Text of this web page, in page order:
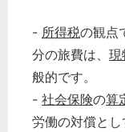
- 所得税の観点
分の旅費は、 現
般的です。
- 社会保険の算
労働の対償と